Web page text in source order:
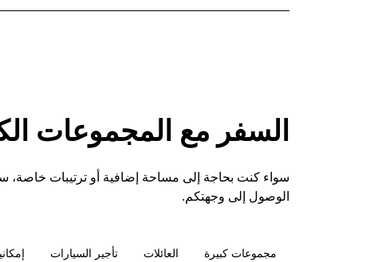
السفر مع المجموعات
سواء كنت بحاجة إلى مساحة إضافية أو ترتيبات
الوصول إلى وجهتكم.
مجموعات كبيرة العائلات تأجير السيارات